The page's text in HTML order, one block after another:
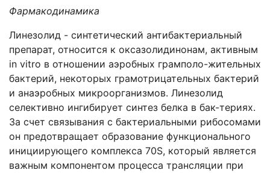
Фармакодинамика
Линезолид - синтетический антибактериальный
препарат, относится к оксазолидинонам, активным
in vitro в отношении аэробных грамполо-жительных
бактерий, некоторых грамотрицательных бактерий
и анаэробных микроорганизмов. Линезолид
селективно ингибирует синтез белка в бак-териях.
За счет связывания с бактериальными рибосомами
он предотвращает образование функционального
инициирующего комплекса 70S, который является
важным компонентом процесса трансляции при